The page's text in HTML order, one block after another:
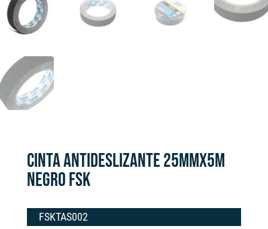
CINTA ANTIDESLIZANTE 25MMX5M
NEGRO FSK
FSKTAS002